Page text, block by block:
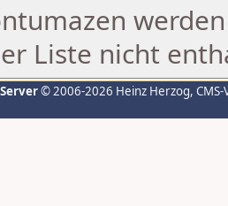
Liste nicht
© 2006-2026 Heinz Herzog,